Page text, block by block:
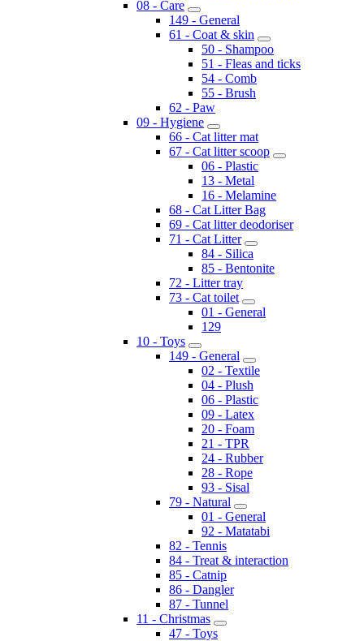
08 - Care
149 - General
61 - Coat & skin
50 - Shampoo
51 - Fleas and ticks
54 - Comb
55 - Brush
62 - Paw
09 - Hygiene
66 - Cat litter mat
67 - Cat litter scoop
06 - Plastic
13 - Metal
16 - Melamine
68 - Cat Litter Bag
69 - Cat litter deodoriser
71 - Cat Litter
84 - Silica
85 - Bentonite
72 - Litter tray
73 - Cat toilet
01 - General
129
10 - Toys
149 - General
02 - Textile
04 - Plush
06 - Plastic
09 - Latex
20 - Foam
21 - TPR
24 - Rubber
28 - Rope
93 - Sisal
79 - Natural
01 - General
92 - Matatabi
82 - Tennis
84 - Treat & interaction
85 - Catnip
86 - Dangler
87 - Tunnel
11 - Christmas
47 - Toys